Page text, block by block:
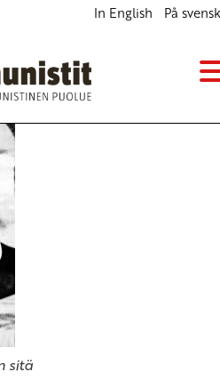
In English På
sitä